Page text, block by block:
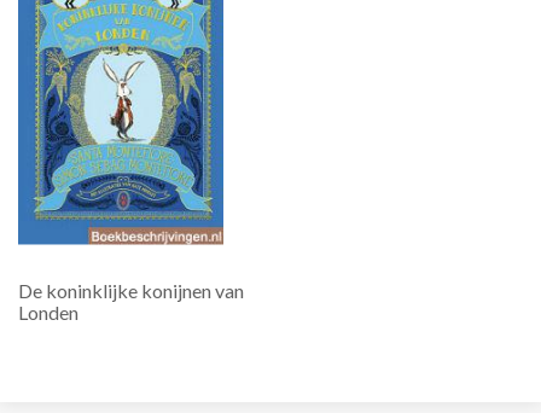
De koninklijke konijnen van
Londen